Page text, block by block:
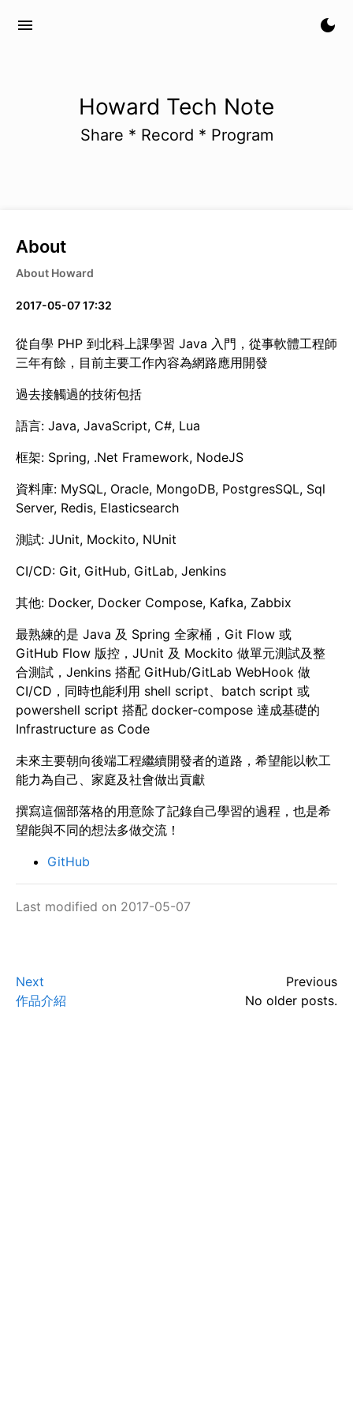
menu dark_mode
Howard Tech Note
Share * Record * Program
About
About Howard
2017-05-07 17:32
從自學 PHP 到北科上課學習 Java 入門，從事軟體工程師
三年有餘，目前主要工作內容為網路應用開發
過去接觸過的技術包括
語言: Java, JavaScript, C#, Lua
框架: Spring, .Net Framework, NodeJS
資料庫: MySQL, Oracle, MongoDB, PostgresSQL, Sql
Server, Redis, Elasticsearch
測試: JUnit, Mockito, NUnit
CI/CD: Git, GitHub, GitLab, Jenkins
其他: Docker, Docker Compose, Kafka, Zabbix
最熟練的是 Java 及 Spring 全家桶，Git Flow 或
GitHub Flow 版控，JUnit 及 Mockito 做單元測試及整
合測試，Jenkins 搭配 GitHub/GitLab WebHook 做
CI/CD，同時也能利用 shell script、batch script 或
powershell script 搭配 docker-compose 達成基礎的
Infrastructure as Code
未來主要朝向後端工程繼續開發者的道路，希望能以軟工
能力為自己、家庭及社會做出貢獻
撰寫這個部落格的用意除了記錄自己學習的過程，也是希
望能與不同的想法多做交流！
GitHub
Last modified on 2017-05-07
Next
作品介紹
Previous
No older posts.